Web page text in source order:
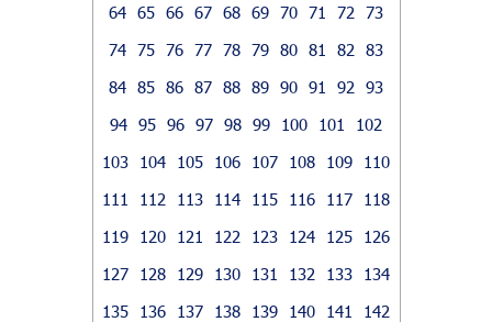
64 65 66 67 68 69 70 71 72
73
74 75 76 77 78 79 80 81 82
83
84 85 86 87 88 89 90 91 92
93
94 95 96 97 98 99 100 101
102
103
104 105 106 107 108 109
110
111
112 113 114 115 116 117
118
119
120 121 122 123 124 125
126
127
128 129 130 131 132 133
134
135
136 137 138 139 140 141
142